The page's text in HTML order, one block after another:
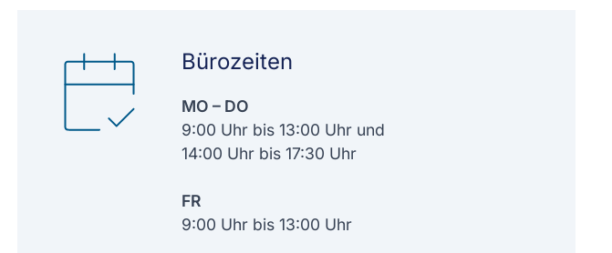
Bürozeiten
MO – DO
9:00 Uhr bis 13:00 Uhr und
14:00 Uhr bis 17:30 Uhr
FR
9:00 Uhr bis 13:00 Uhr